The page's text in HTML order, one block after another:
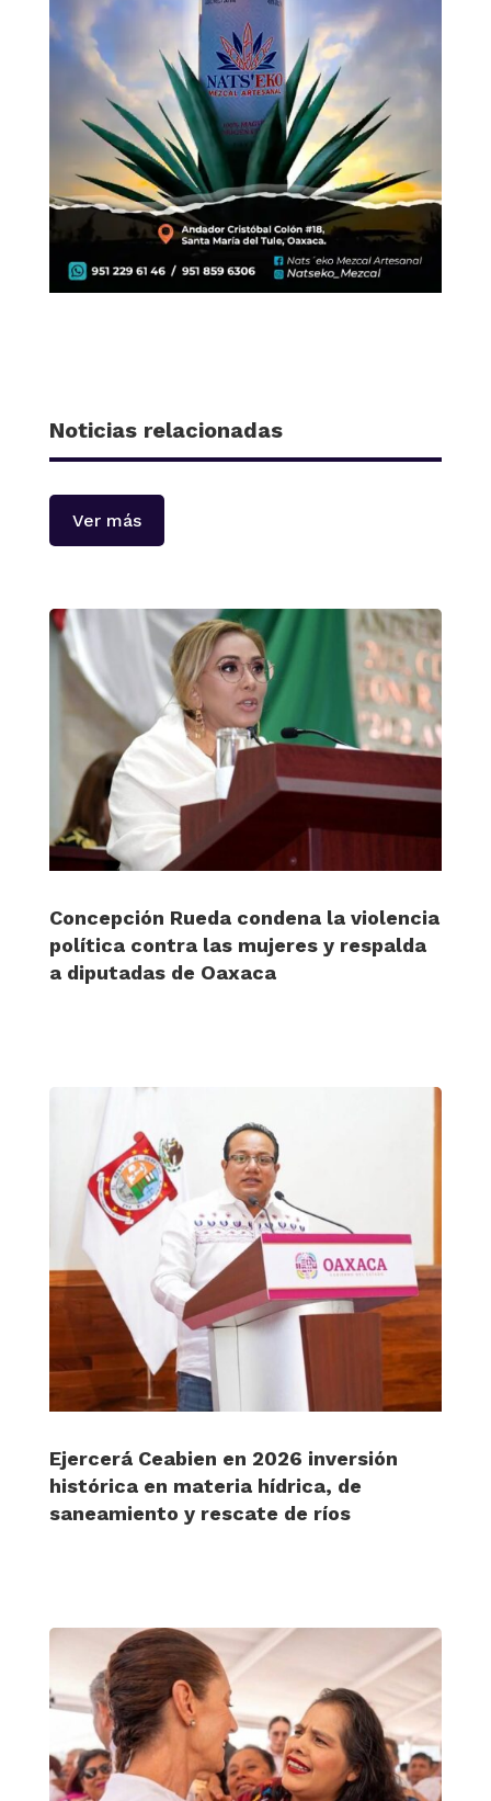
Noticias relacionadas
Ver más
Concepción Rueda condena la violencia
política contra las mujeres y respalda
a diputadas de Oaxaca
Ejercerá Ceabien en 2026 inversión
histórica en materia hídrica, de
saneamiento y rescate de ríos